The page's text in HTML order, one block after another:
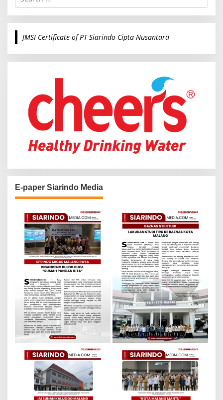
r
c
o
JMSI Certificate of PT Siarindo Cipta Nusantara
E-paper Siarindo Media